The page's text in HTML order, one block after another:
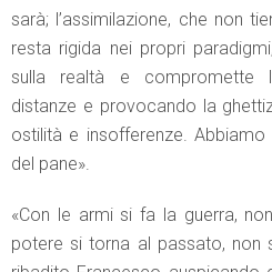
sarà; l’assimilazione, che non
resta rigida nei propri
sulla realtà e compromette
distanze e provocando la
ostilità e insofferenze.
del pane».
«Con le armi si fa la guerra,
potere si torna al passato, non